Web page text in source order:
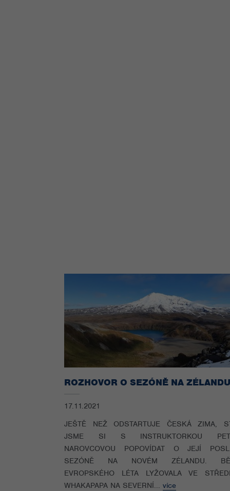
ROZHOVOR O SEZÓNĚ NA ZÉLANDU
17.11.2021
JEŠTĚ NEŽ ODSTARTUJE ČESKÁ ZIMA,
JSME SI S INSTRUKTORKOU
NAROVCOVOU POPOVÍDAT O JEJÍ
SEZÓNĚ NA NOVÉM ZÉLANDU.
EVROPSKÉHO LÉTA LYŽOVALA VE
WHAKAPAPA NA SEVERNÍ... více